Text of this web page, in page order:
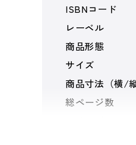
ISBNコード
レーベル
商品形態
サイズ
商品寸法（横/
総ページ数